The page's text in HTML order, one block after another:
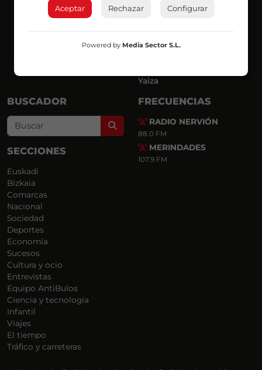
Joseba
Mar y Cielo
Miguel Ángel
Yaiza
BUSCADOR
Search
SECCIONES
Euskadi
Bizkaia
Comarcas
Nacional
Sociedad
Deportes
Economía
Sucesos
Cultura y ocio
Entrevistas
Equipo AntiBulos
Ciencia y tecnología
Infantil
Viajes
El tiempo
Tráfico y carreteras
FRECUENCIAS
RADIO NERVIÓN
88.0 FM
MERINDADES
107.9 FM
Aceptar Rechazar Configurar
Powered by Media Sector S.L.